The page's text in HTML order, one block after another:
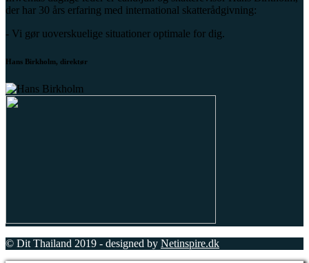
der har 30 års erfaring med international skatterådgivning:
- Vi gør uoverskuelige situationer optimale for dig.
Hans Birkholm, direktør
© Dit Thailand 2019 - designed by Netinspire.dk